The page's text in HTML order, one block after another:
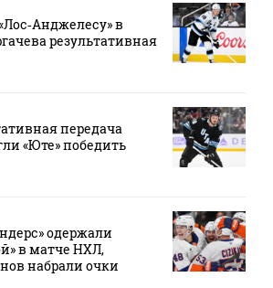
в
результативная
передача
«Юте» победить
одержали
в матче НХЛ,
набрали очки